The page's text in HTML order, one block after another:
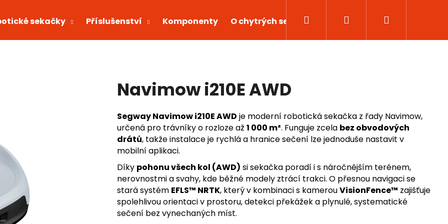
sekačky Příslušenství Komponenty O chytrých sekačkách Kontakty
Přihlášení
Navimow i210E AWD
Segway Navimow i210E AWD je moderní robotická sekačka z řady Navimow,
určená pro trávníky o rozloze až 1 000 m². Funguje zcela bez obvodových
drátů, takže instalace je rychlá a hranice sečení lze jednoduše nastavit v
mobilní aplikaci.
Díky pohonu všech kol (AWD) si sekačka poradí i s náročnějším terénem,
nerovnostmi a svahy, kde běžné modely ztrácí trakci. O přesnou navigaci se
stará systém EFLS™ NRTK, který v kombinaci s kamerouVisionFence™ zajišťuje
spolehlivou orientaci v prostoru, detekci překážek a plynulé, systematické
sečení bez vynechaných míst.
HLEDAT
Následující